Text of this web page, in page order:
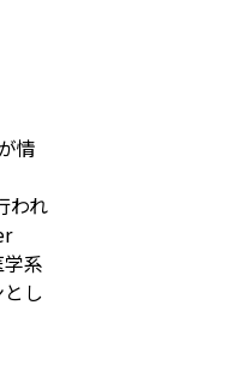
情
われ
系
し